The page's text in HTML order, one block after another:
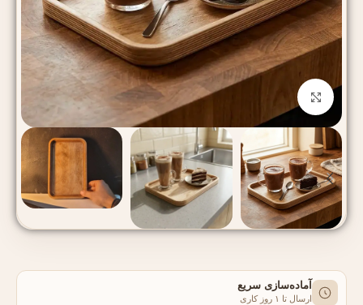
بزرگنمایی تصویر
آماده‌سازی سریع
ارسال تا ۱ روز کاری